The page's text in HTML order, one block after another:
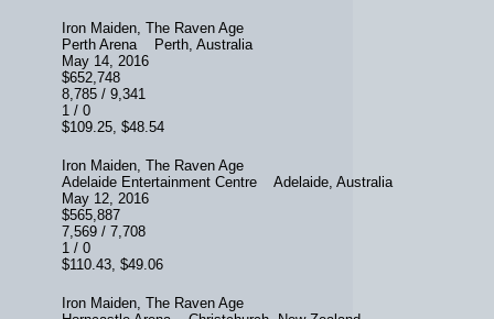
Iron Maiden, The Raven Age
Perth Arena Perth, Australia
May 14, 2016
$652,748
8,785 / 9,341
1 / 0
$109.25, $48.54
Iron Maiden, The Raven Age
Adelaide Entertainment Centre Adelaide, Australia
May 12, 2016
$565,887
7,569 / 7,708
1 / 0
$110.43, $49.06
Iron Maiden, The Raven Age